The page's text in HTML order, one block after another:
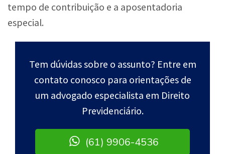
tempo de contribuição e a aposentadoria
especial.
Tem dúvidas sobre o assunto? Entre em
contato conosco para orientações de
um advogado especialista em Direito
Previdenciário.
(61) 9906-4536